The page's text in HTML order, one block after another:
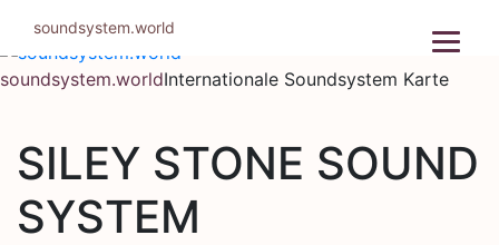
Inhalt
springen
soundsystem.worldInternationale Soundsystem Karte
SILEY STONE SOUND
SYSTEM
soundsystem.world